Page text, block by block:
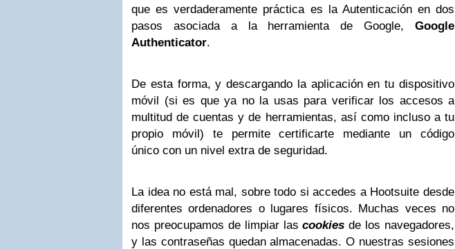
que es verdaderamente práctica es la Autenticación en dos
pasos asociada a la herramienta de Google, Google
Authenticator.
De esta forma, y descargando la aplicación en tu dispositivo
móvil (si es que ya no la usas para verificar los accesos a
multitud de cuentas y de herramientas, así como incluso a tu
propio móvil) te permite certificarte mediante un código
único con un nivel extra de seguridad.
La idea no está mal, sobre todo si accedes a Hootsuite desde
diferentes ordenadores o lugares físicos. Muchas veces no
nos preocupamos de limpiar lascookies de los navegadores,
y las contraseñas quedan almacenadas. O nuestras sesiones